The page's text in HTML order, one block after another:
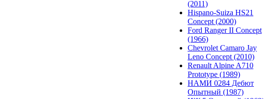
(2011)
Hispano-Suiza HS21
Concept (2000)
Ford Ranger II Concept
(1966)
Chevrolet Camaro Jay
Leno Concept (2010)
Renault Alpine A710
Prototype (1989)
НАМИ 0284 Дебют
Опытный (1987)